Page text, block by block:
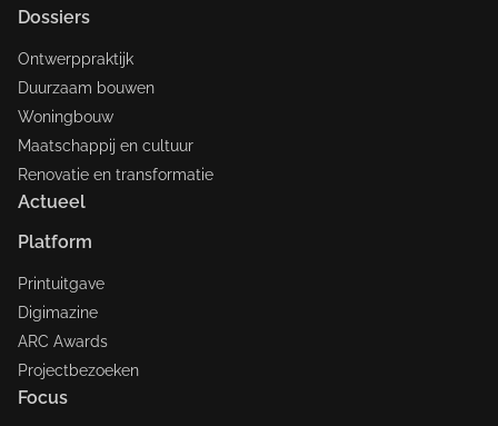
Dossiers
Ontwerppraktijk
Duurzaam bouwen
Woningbouw
Maatschappij en cultuur
Renovatie en transformatie
Actueel
Platform
Printuitgave
Digimazine
ARC Awards
Projectbezoeken
Focus